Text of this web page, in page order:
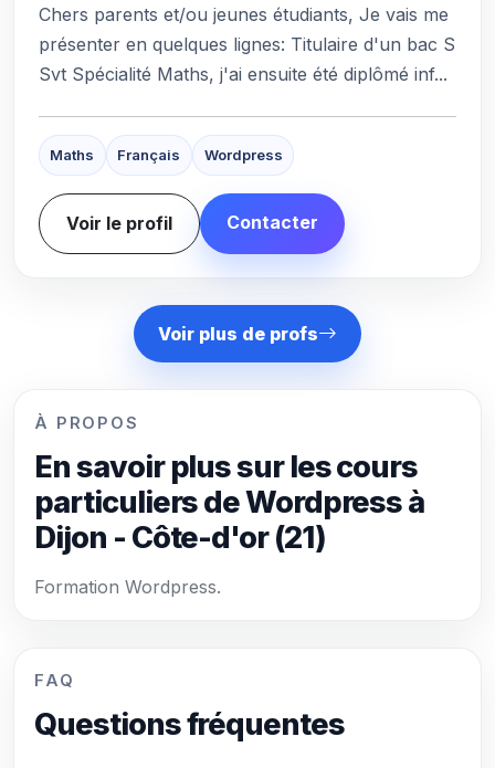
Chers parents et/ou jeunes étudiants, Je vais me
présenter en quelques lignes: Titulaire d'un bac S
Svt Spécialité Maths, j'ai ensuite été diplômé inf...
Maths Français Wordpress
Voir le profil Contacter
Voir plus de profs
À PROPOS
En savoir plus sur les cours
particuliers de Wordpress à
Dijon - Côte-d'or (21)
Formation Wordpress.
FAQ
Questions fréquentes